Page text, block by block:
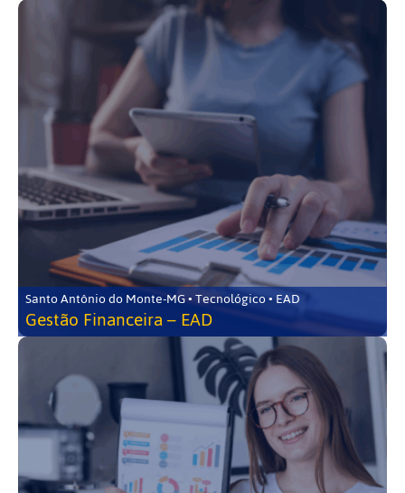
Santo Antônio do Monte-MG • Tecnológico • EAD
Gestão Financeira – EAD